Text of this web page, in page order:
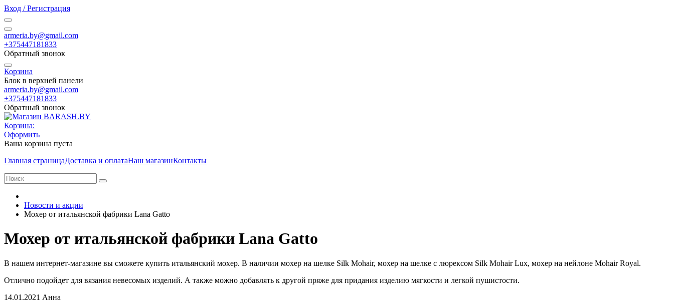
Вход / Регистрация
armeria.by@gmail.com
+375447181833
Обратный звонок
Корзина
Блок в верхней панели
armeria.by@gmail.com
+375447181833
Обратный звонок
Корзина:
Оформить
Ваша корзина пуста
Главная страницаДоставка и оплатаНаш магазинКонтакты
Новости и акции
Мохер от итальянской фабрики Lana Gatto
Мохер от итальянской фабрики Lana Gatto
В нашем интернет-магазине вы сможете купить итальянский мохер. В наличии мохер на шелке Silk Mohair, мохер на шелке с люрексом Silk Mohair Lux, мохер на нейлоне Mohair Royal.
Отлично подойдет для вязания невесомых изделий. А также можно добавлять к другой пряже для придания изделию мягкости и легкой пушистости.
14.01.2021 Анна